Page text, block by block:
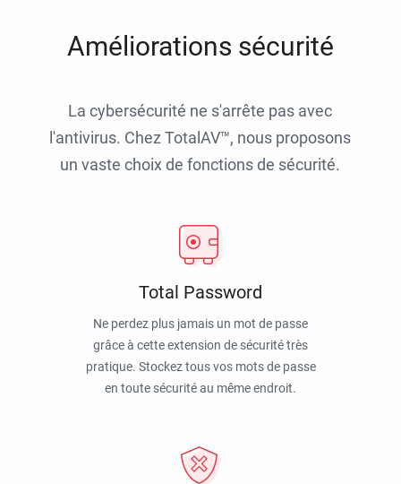
Améliorations sécurité
La cybersécurité ne s'arrête pas avec
l'antivirus. Chez TotalAV™, nous proposons
un vaste choix de fonctions de sécurité.
Total Password
Ne perdez plus jamais un mot de passe
grâce à cette extension de sécurité très
pratique. Stockez tous vos mots de passe
en toute sécurité au même endroit.